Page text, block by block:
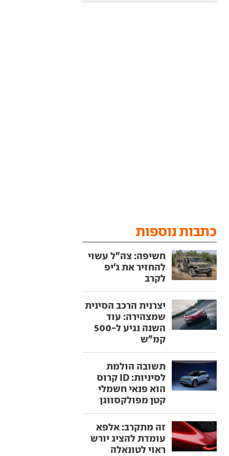
כתבות נוספות
חשיפה: צה"ל עשוי
להחזיר את ג'יפ
לקרב
יצרנית הרכב הסינית
שמצהירה: עוד
השנה נגיע ל-500
קמ"ש
תשובה הולמת
לסיניות: ID קרוס
הוא פנאי חשמלי
קטן מפולקסווגן
זה מתקרב: אלפא
עומדת להציג יורש
ראוי לטונאלה